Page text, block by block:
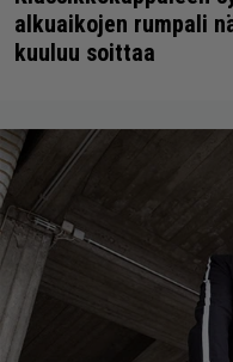
alkuaikojen rumpali
kuuluu soittaa